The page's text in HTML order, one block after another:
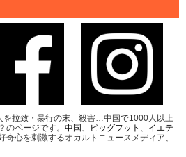
を拉致・暴行の末、殺害…中国で1000人以上
のページです。 中国 、 ビッグフット 、 イエテ
奇心を刺激するオカルトニュースメディア、